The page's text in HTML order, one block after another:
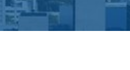
Ons VvE Beheer
VvE Dienstverlening
Vastgoedmanagement
Bedrijfsonroerendgoed
Verhuur